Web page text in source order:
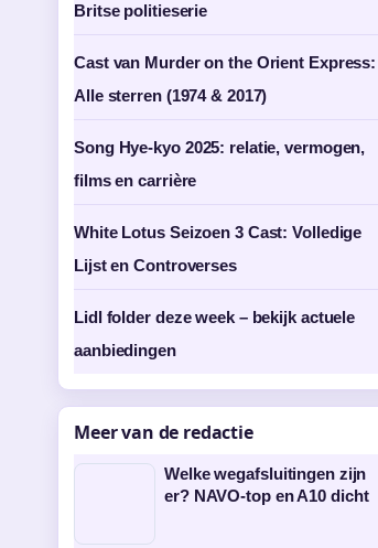
Britse politieserie
Cast van Murder on the Orient Express:
Alle sterren (1974 & 2017)
Song Hye-kyo 2025: relatie, vermogen,
films en carrière
White Lotus Seizoen 3 Cast: Volledige
Lijst en Controverses
Lidl folder deze week – bekijk actuele
aanbiedingen
Meer van de redactie
Welke wegafsluitingen zijn
er? NAVO-top en A10 dicht